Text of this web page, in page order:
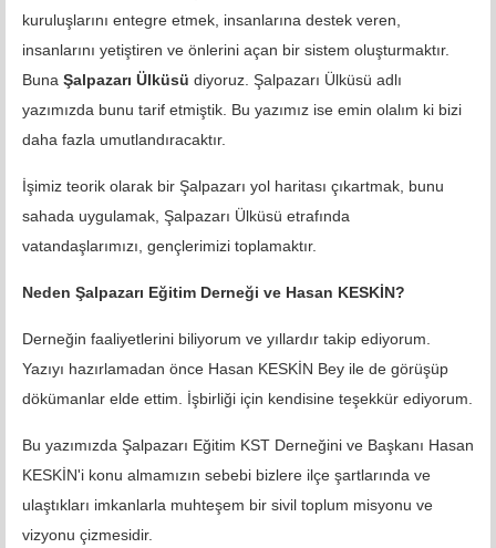
kuruluşlarını entegre etmek, insanlarına destek veren,
insanlarını yetiştiren ve önlerini açan bir sistem oluşturmaktır.
Buna Şalpazarı Ülküsü diyoruz. Şalpazarı Ülküsü adlı
yazımızda bunu tarif etmiştik. Bu yazımız ise emin olalım ki bizi
daha fazla umutlandıracaktır.
İşimiz teorik olarak bir Şalpazarı yol haritası çıkartmak, bunu
sahada uygulamak, Şalpazarı Ülküsü etrafında
vatandaşlarımızı, gençlerimizi toplamaktır.
Neden Şalpazarı Eğitim Derneği ve Hasan KESKİN?
Derneğin faaliyetlerini biliyorum ve yıllardır takip ediyorum.
Yazıyı hazırlamadan önce Hasan KESKİN Bey ile de görüşüp
dökümanlar elde ettim. İşbirliği için kendisine teşekkür ediyorum.
Bu yazımızda Şalpazarı Eğitim KST Derneğini ve Başkanı Hasan
KESKİN'i konu almamızın sebebi bizlere ilçe şartlarında ve
ulaştıkları imkanlarla muhteşem bir sivil toplum misyonu ve
vizyonu çizmesidir.